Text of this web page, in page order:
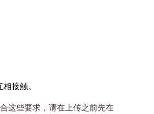
接触。
这些要求，请在上传之前先在